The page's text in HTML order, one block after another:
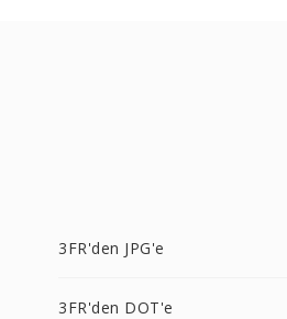
3FR'den JPG'e
3FR'den DOT'e